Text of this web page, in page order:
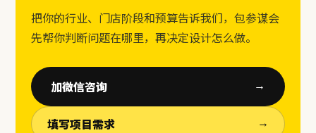
把你的行业、门店阶段和预算告诉我们，包参谋会
先帮你判断问题在哪里，再决定设计怎么做。
加微信咨询 →
填写项目需求 →